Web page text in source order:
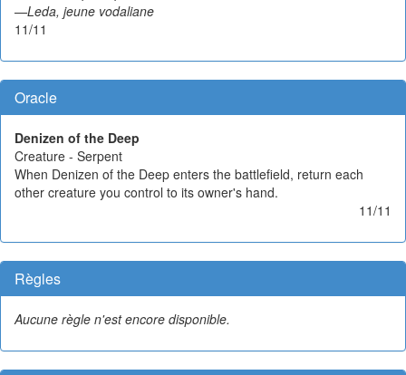
—Leda, jeune vodaliane
11/11
Oracle
Denizen of the Deep
Creature - Serpent
When Denizen of the Deep enters the battlefield, return each
other creature you control to its owner's hand.
11/11
Règles
Aucune règle n'est encore disponible.